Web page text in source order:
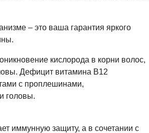
– это ваша гарантия яркого
кислорода в корни волос,
Дефицит витамина B12
с проплешинами,
головы.
иммунную защиту, а в сочетании с